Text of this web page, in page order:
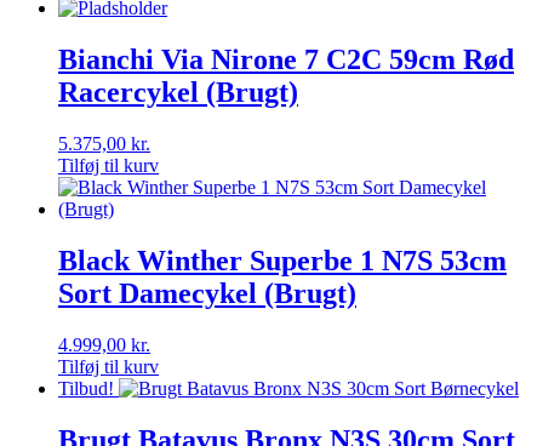
Bianchi Via Nirone 7 C2C 59cm Rød
Racercykel (Brugt)
5.375,00 kr.
Tilføj til kurv
Black Winther Superbe 1 N7S 53cm
Sort Damecykel (Brugt)
4.999,00 kr.
Tilføj til kurv
Tilbud!